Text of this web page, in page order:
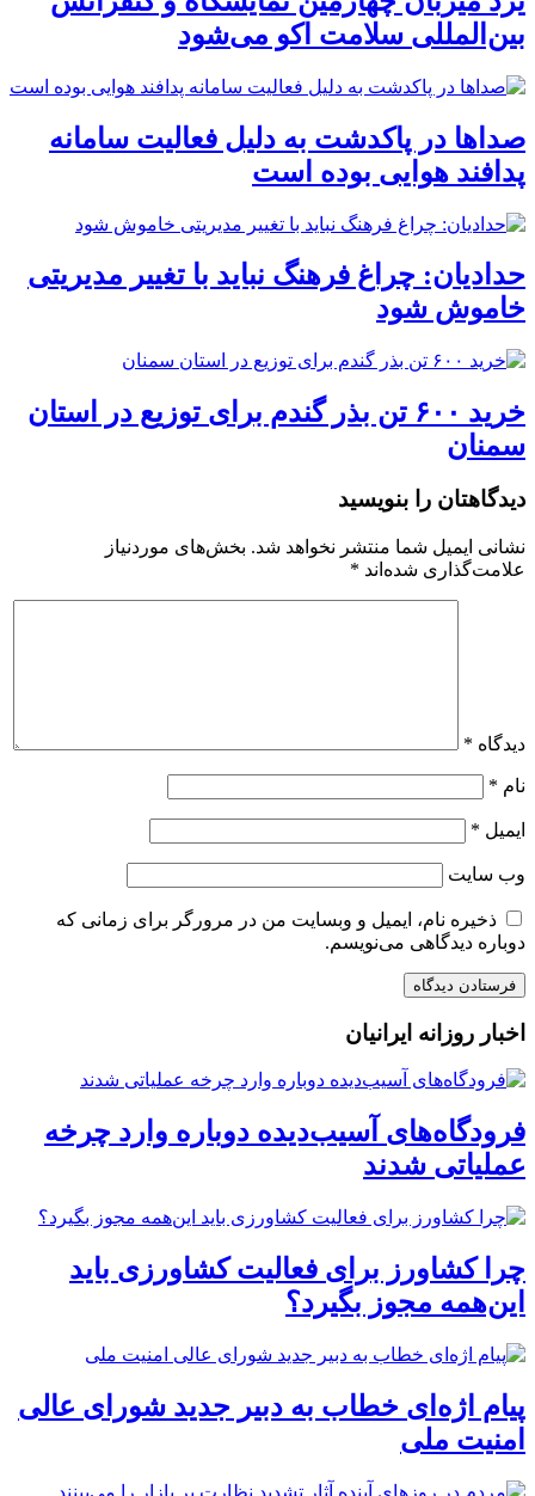
بین‌المللی سلامت اکو می‌شود
صداها در پاکدشت به دلیل فعالیت سامانه
پدافند هوایی بوده است
حدادیان: چراغ فرهنگ نباید با تغییر مدیریتی
خاموش شود
خرید ۶۰۰ تن بذر گندم برای توزیع در استان
سمنان
دیدگاهتان را بنویسید
نشانی ایمیل شما منتشر نخواهد شد. بخش‌های موردنیاز
علامت‌گذاری شده‌اند *
دیدگاه *
نام *
ایمیل *
وب‌ سایت
ذخیره نام، ایمیل و وبسایت من در مرورگر برای زمانی که
دوباره دیدگاهی می‌نویسم.
اخبار روزانه ایرانیان
فرودگاه‌های آسیب‌دیده دوباره وارد چرخه
عملیاتی شدند
چرا کشاورز برای فعالیت کشاورزی باید
این‌همه مجوز بگیرد؟
پیام اژه‌ای خطاب به دبیر جدید شورای عالی
امنیت ملی